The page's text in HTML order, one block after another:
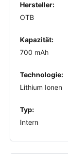
Hersteller:
OTB
Kapazität:
700 mAh
Technologie:
Lithium Ionen
Typ:
Intern